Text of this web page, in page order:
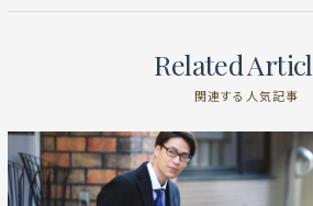
Related
関連する人気記事